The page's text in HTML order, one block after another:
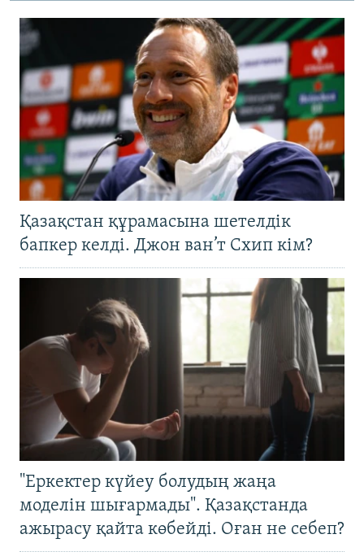
Қазақстан құрамасына шетелдік
бапкер келді. Джон ван’т Схип кім?
"Еркектер күйеу болудың жаңа
моделін шығармады". Қазақстанда
ажырасу қайта көбейді. Оған не себеп?